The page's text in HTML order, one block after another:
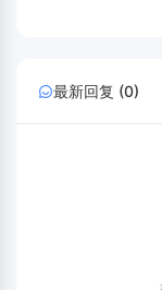
最新回复 (0)